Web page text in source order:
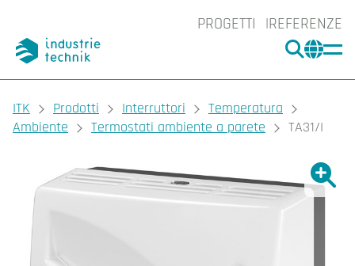
PROGETTI REFERENZE
CERCA
You are here:
ITK Prodotti Interruttori
Temperatura
Ambiente
Termostati ambiente a parete TA31/I